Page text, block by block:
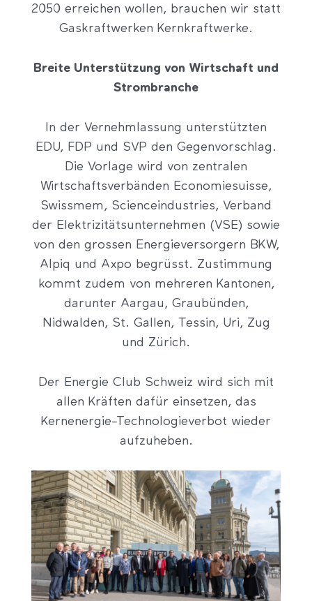
2050 erreichen wollen, brauchen wir statt
Gaskraftwerken Kernkraftwerke.
Breite Unterstützung von Wirtschaft und
Strombranche
In der Vernehmlassung unterstützten
EDU, FDP und SVP den Gegenvorschlag.
Die Vorlage wird von zentralen
Wirtschaftsverbänden Economiesuisse,
Swissmem, Scienceindustries, Verband
der Elektrizitätsunternehmen (VSE) sowie
von den grossen Energieversorgern BKW,
Alpiq und Axpo begrüsst. Zustimmung
kommt zudem von mehreren Kantonen,
darunter Aargau, Graubünden,
Nidwalden, St. Gallen, Tessin, Uri, Zug
und Zürich.
Der Energie Club Schweiz wird sich mit
allen Kräften dafür einsetzen, das
Kernenergie-Technologieverbot wieder
aufzuheben.